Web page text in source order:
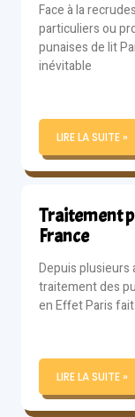
Face à la
particuliers ou
punaises de lit
inévitable
LIRE LA SUITE »
Traitement
France
Depuis plusieurs
traitement des
en Effet Paris
LIRE LA SUITE »